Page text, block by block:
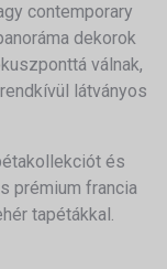
contemporary
dekorok
válnak,
látványos
és
prémium francia
tapétákkal.